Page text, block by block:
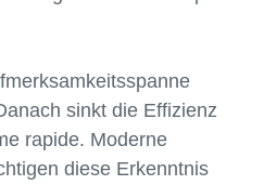
sinkt die Effizienz
rapide. Moderne
diese Erkenntnis